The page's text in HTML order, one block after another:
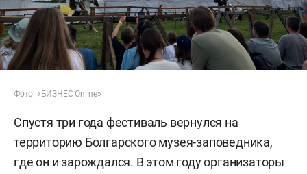
Фото: «БИЗНЕС Online»
Спустя три года фестиваль вернулся на
территорию Болгарского музея-заповедника,
где он и зарождался. В этом году организаторы